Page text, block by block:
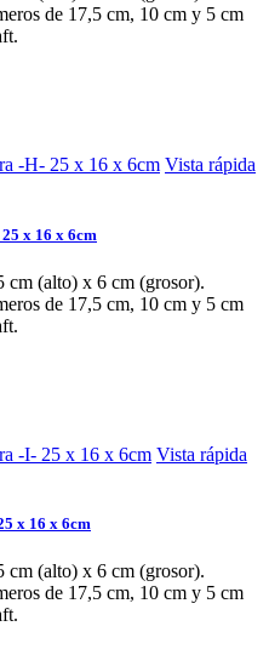
de 17,5 cm, 10 cm y 5 cm
Vista rápida
x 16 x 6cm
cm (alto) x 6 cm (grosor).
de 17,5 cm, 10 cm y 5 cm
Vista rápida
x 16 x 6cm
cm (alto) x 6 cm (grosor).
de 17,5 cm, 10 cm y 5 cm